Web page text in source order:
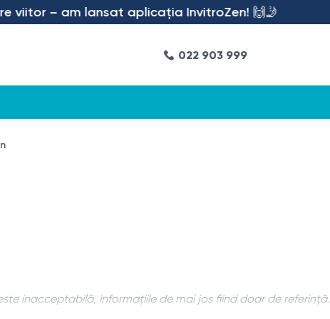
– am lansat aplicația InvitroZen! 🙌🤳
022 903 999
inacceptabilă, informațiile de mai jos fiind doar de referință.